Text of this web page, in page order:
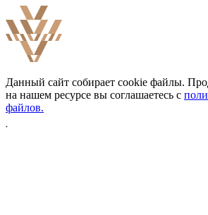
Данный сайт собирает cookie файлы.
на нашем ресурсе вы соглашаетесь с
файлов.